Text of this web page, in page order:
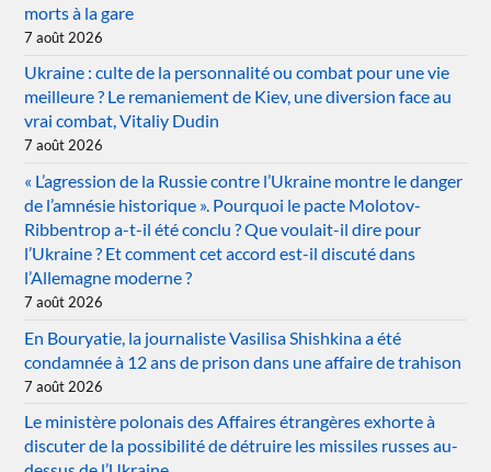
morts à la gare
7 août 2026
Ukraine : culte de la personnalité ou combat pour une vie
meilleure ? Le remaniement de Kiev, une diversion face au
vrai combat, Vitaliy Dudin
7 août 2026
« L’agression de la Russie contre l’Ukraine montre le danger
de l’amnésie historique ». Pourquoi le pacte Molotov-
Ribbentrop a-t-il été conclu ? Que voulait-il dire pour
l’Ukraine ? Et comment cet accord est-il discuté dans
l’Allemagne moderne ?
7 août 2026
En Bouryatie, la journaliste Vasilisa Shishkina a été
condamnée à 12 ans de prison dans une affaire de trahison
7 août 2026
Le ministère polonais des Affaires étrangères exhorte à
discuter de la possibilité de détruire les missiles russes au-